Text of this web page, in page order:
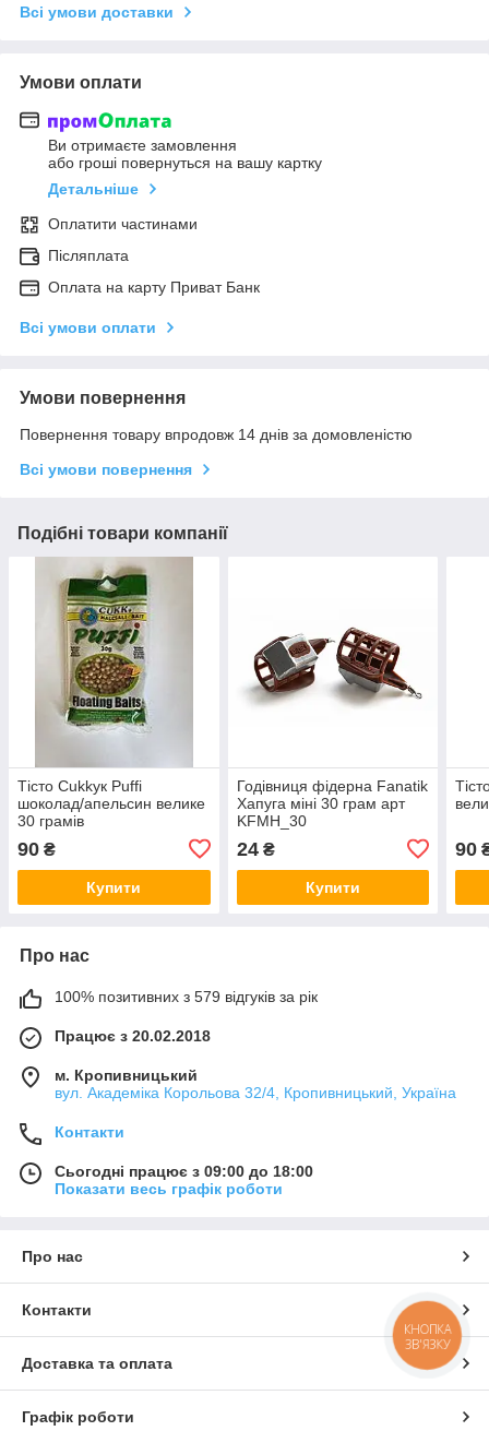
Всі умови доставки
Умови оплати
Ви отримаєте замовлення
або гроші повернуться на вашу картку
Детальніше
Оплатити частинами
Післяплата
Оплата на карту Приват Банк
Всі умови оплати
Умови повернення
Повернення товару впродовж 14 днів за домовленістю
Всі умови повернення
Подібні товари компанії
Тісто Cukkук Puffi
шоколад/апельсин велике
30 грамів
90 ₴
Купити
Годівниця фідерна Fanatik
Хапуга міні 30 грам арт
KFMH_30
24₴
Купити
90
Про нас
100% позитивних з 579 відгуків за рік
Працює з 20.02.2018
м. Кропивницький
вул. Академіка Корольова 32/4, Кропивницький, Україна
Контакти
Сьогодні працює з 09:00 до 18:00
Показати весь графік роботи
Про нас
Контакти
Доставка та оплата
Графік роботи
КНОПКА
ЗВ'ЯЗКУ